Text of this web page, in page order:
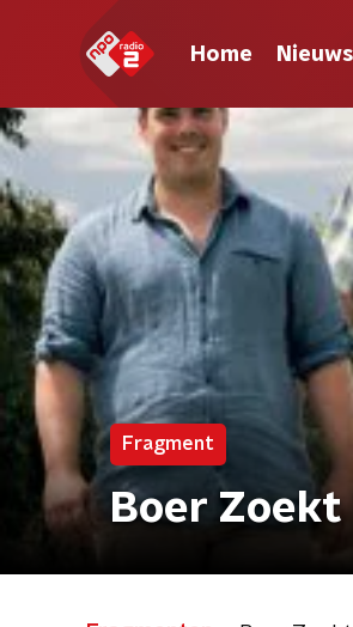
Home Nieuws
Fragment
Boer